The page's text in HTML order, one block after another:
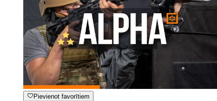
Pievienot favorītiem